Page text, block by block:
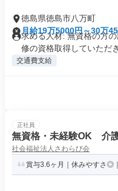
徳島県徳島市八万町
月給19万5000円～30万
求める人材: 無資格の方
修の資格取得していただ
交通費支給
正社員
無資格・未経験OK 介
社会福祉法人さわらび会
賞与3.6ヶ月｜休みやすさ◎